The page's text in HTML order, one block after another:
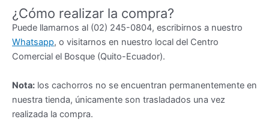
¿Cómo realizar la compra?
Puede llamarnos al (02) 245-0804, escribirnos a nuestro
Whatsapp, o visitarnos en nuestro local del Centro
Comercial el Bosque (Quito-Ecuador).
Nota: los cachorros no se encuentran permanentemente en
nuestra tienda, únicamente son trasladados una vez
realizada la compra.